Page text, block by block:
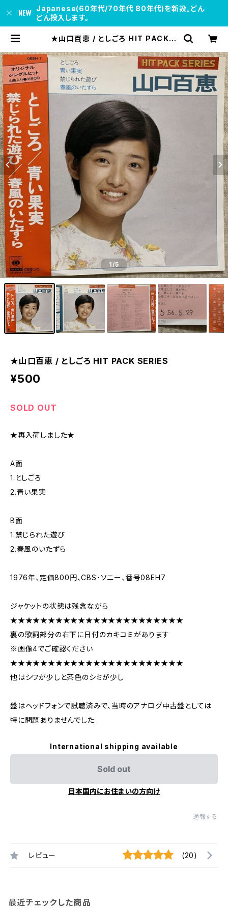
Japanese(60年代/70年代 80年代)を新設。どん
どん投入します。
★山口百恵 / としごろ HIT PACK S
1/5
★山口百恵 / としごろ HIT PACK SERIES
¥500
SOLD OUT
★再入荷しました★
A面
1.としごろ
2.青い果実
B面
1.禁じられた遊び
2.春風のいたずら
1976年、定価800円、CBS･ソニー、番号08EH7
ジャケットの状態は残念ながら
★★★★★★★★★★★★★★★★★★★★★★★
裏の歌詞部分の右下に日付のカキコミがあります
※画像4でご確認ください
★★★★★★★★★★★★★★★★★★★★★★★
他はシワが少しと茶色のシミが少し
盤はヘッドフォンで試聴済みで、当時のアナログ中古盤としては
特に問題ありませんでした
International shipping available
Sold out
日本国内にお住まいの方向け
通報する
レビュー (20)
最近チェックした商品